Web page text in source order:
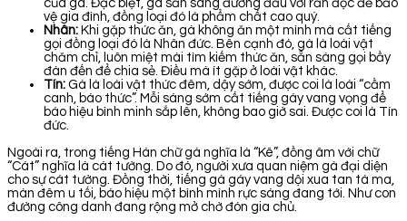
của gà. Đặc biệt, gà sẵn sàng đương đầu với rắn độc để bảo
vệ gia đình, đồng loại đó là phẩm chất cao quý.
Nhân: Khi gặp thức ăn, gà không ăn một mình mà cất tiếng
gọi đồng loại đó là Nhân đức. Bên cạnh đó, gà là loài vật
chăm chỉ, luôn miệt mài tìm kiếm thức ăn, sẵn sàng gọi bầy
đàn đến để chia sẻ. Điều mà ít gặp ở loài vật khác.
Tín: Gà là loài vật thức đêm, dậy sớm, được coi là loài “cầm
canh, báo thức”. Mỗi sáng sớm cất tiếng gáy vang vọng để
báo hiệu bình minh sắp lên, không bao giờ sai. Được coi là Tín
đức.
Ngoài ra, trong tiếng Hán chữ gà nghĩa là “Kê”, đồng âm với chữ
“Cát” nghĩa là cát tường. Do đó, người xưa quan niệm gà đại diện
cho sự cát tường. Đồng thời, tiếng gà gáy vang dội xua tan tà ma,
màn đêm u tối, báo hiệu một bình mình rực sáng đang tới. Như con
đường công danh đang rộng mở chờ đón gia chủ.